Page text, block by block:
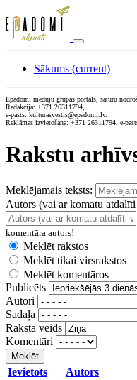
Sākums (current)
Epadomi meduju grupas portāls, saturu
Redakcija: +371 26311794,
e-pasts: kulturasvestis@epadomi.lv.
Reklāmas izvietošana: +371 26311794, e-
Rakstu
Meklējamais teksts:
Autors (vai ar komatu
komentāra autors!
Meklēt rakstos
Meklēt tikai virsrakstos
Meklēt komentāros
Publicēts
Autori
Sadaļa
Raksta veids
Komentāri
Meklēt
Ievietots Autors